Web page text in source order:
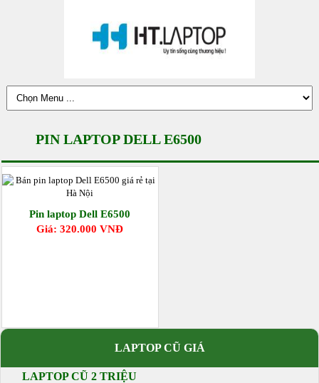
PIN LAPTOP DELL E6500
Pin laptop Dell E6500
Giá: 320.000 VNĐ
LAPTOP CŨ GIÁ
LAPTOP CŨ 2 TRIỆU